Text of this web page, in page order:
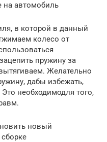
на автомобиль
в которой в данный
колесо от
пружину за
Желательно
дабы избежать,
необходимодля того,
новый